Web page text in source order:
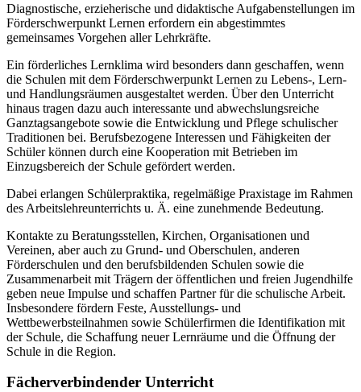
Diagnostische, erzieherische und didaktische Aufgabenstellungen im
Förderschwerpunkt Lernen erfordern ein abgestimmtes
gemeinsames Vorgehen aller Lehrkräfte.
Ein förderliches Lernklima wird besonders dann geschaffen, wenn
die Schulen mit dem Förderschwerpunkt Lernen zu Lebens-, Lern-
und Handlungsräumen ausgestaltet werden. Über den Unterricht
hinaus tragen dazu auch interessante und abwechslungsreiche
Ganztagsangebote sowie die Entwicklung und Pflege schulischer
Traditionen bei. Berufsbezogene Interessen und Fähigkeiten der
Schüler können durch eine Kooperation mit Betrieben im
Einzugsbereich der Schule gefördert werden.
Dabei erlangen Schülerpraktika, regelmäßige Praxistage im Rahmen
des Arbeitslehreunterrichts u. Ä. eine zunehmende Bedeutung.
Kontakte zu Beratungsstellen, Kirchen, Organisationen und
Vereinen, aber auch zu Grund- und Oberschulen, anderen
Förderschulen und den berufsbildenden Schulen sowie die
Zusammenarbeit mit Trägern der öffentlichen und freien Jugendhilfe
geben neue Impulse und schaffen Partner für die schulische Arbeit.
Insbesondere fördern Feste, Ausstellungs- und
Wettbewerbsteilnahmen sowie Schülerfirmen die Identifikation mit
der Schule, die Schaffung neuer Lernräume und die Öffnung der
Schule in die Region.
Fächerverbindender Unterricht